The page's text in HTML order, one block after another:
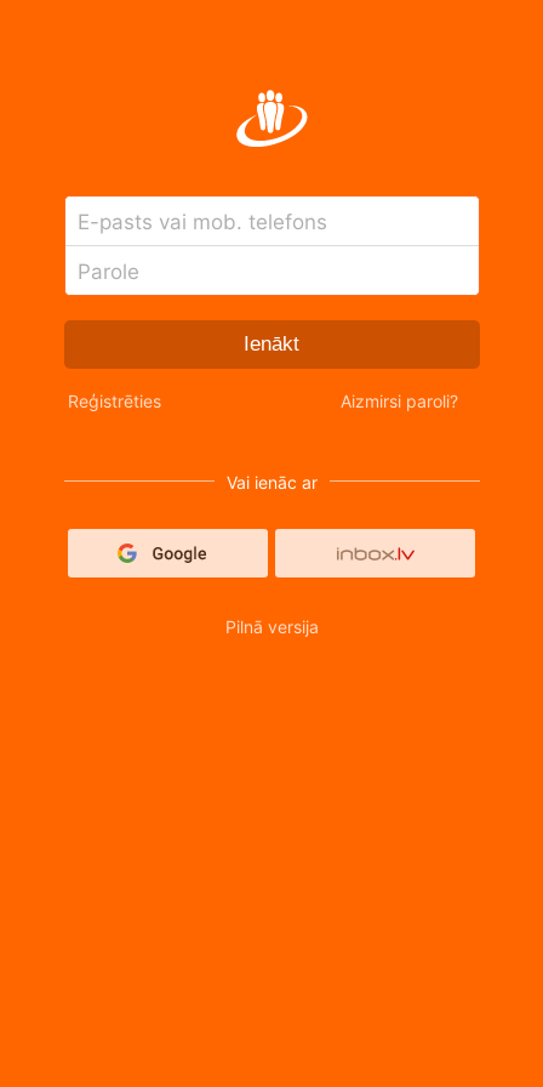
E-pasts vai mob. telefons
Parole
Ienākt
Reģistrēties Aizmirsi paroli?
Vai ienāc ar
Pilnā versija